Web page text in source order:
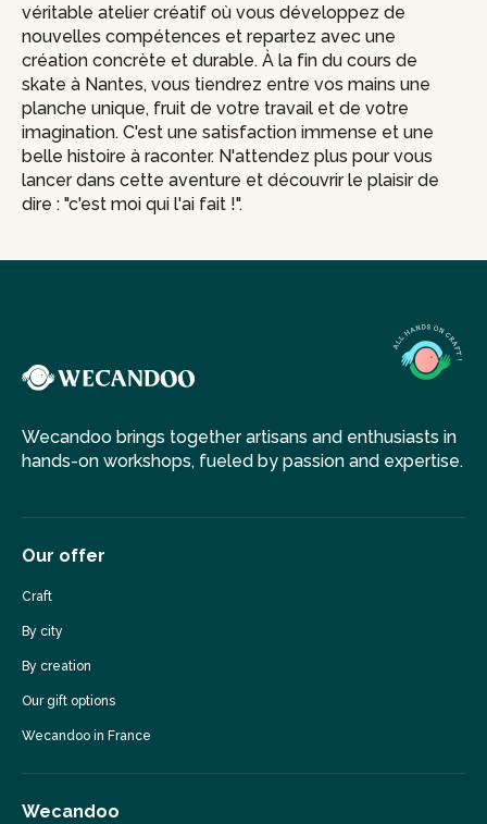
véritable atelier créatif où vous développez de
nouvelles compétences et repartez avec une
création concrète et durable. À la fin du cours de
skate à Nantes, vous tiendrez entre vos mains une
planche unique, fruit de votre travail et de votre
imagination. C'est une satisfaction immense et une
belle histoire à raconter. N'attendez plus pour vous
lancer dans cette aventure et découvrir le plaisir de
dire : "c'est moi qui l'ai fait !".
Wecandoo brings together artisans and enthusiasts in
hands-on workshops, fueled by passion and expertise.
Our offer
Craft
By city
By creation
Our gift options
Wecandoo in France
Wecandoo